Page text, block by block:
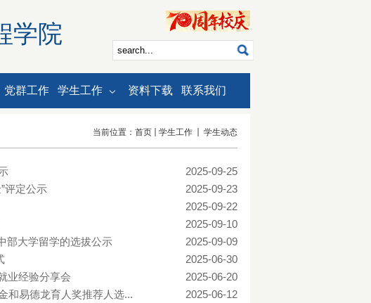
学院
党群工作 学生工作 资料下载 联系我们
当前位置： 首页 学生工作 学生动态
2025-09-25
评定公示
2025-09-23
2025-09-22
2025-09-10
部大学留学的选拔公示
2025-09-09
2025-06-30
业经验分享会
2025-06-20
和易德龙育人奖推荐人选...
2025-06-12